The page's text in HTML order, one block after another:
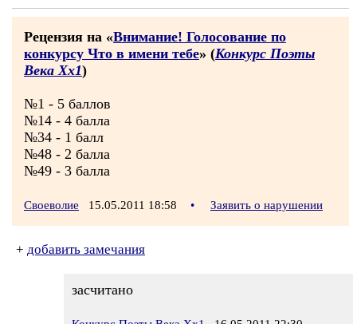
Рецензия на «Внимание! Голосование по
конкурсу Что в имени тебе» (Конкурс Поэты
Века Хх1)
№1 - 5 баллов
№14 - 4 балла
№34 - 1 балл
№48 - 2 балла
№49 - 3 балла
Своеволие 15.05.2011 18:58 • Заявить о нарушении
+ добавить замечания
засчитано